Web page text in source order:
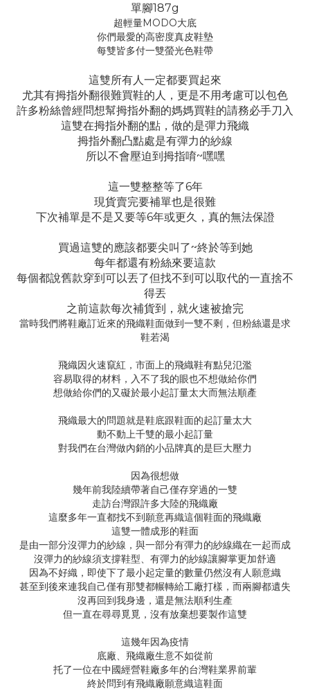
單腳187g
超輕量MODO大底
你們最愛的高密度真皮鞋墊
每雙皆多付一雙螢光色鞋帶
這雙所有人一定都要買起來
尤其有拇指外翻很難買鞋的人，更是不用考慮可以包色
許多粉絲曾經問想幫拇指外翻的媽媽買鞋的請務必手刀入
這雙在拇指外翻的點，做的是彈力飛織
拇指外翻凸點處是有彈力的紗線
所以不會壓迫到拇指唷~嘿嘿
這一雙整整等了6年
現貨賣完要補單也是很難
下次補單是不是又要等6年或更久，真的無法保證
買過這雙的應該都要尖叫了~終於等到她
每年都還有粉絲來要這款
每個都說舊款穿到可以丟了但找不到可以取代的一直捨不
得丟
之前這款每次補貨到，就火速被搶完
當時我們將鞋廠訂近來的飛織鞋面做到一雙不剩，但粉絲還是求
鞋若渴
飛織因火速竄紅，市面上的飛織鞋有點兒氾濫
容易取得的材料，入不了我的眼也不想做給你們
想做給你們的又礙於最小起訂量太大而無法順產
飛織最大的問題就是鞋底跟鞋面的起訂量太大
動不動上千雙的最小起訂量
對我們在台灣做內銷的小品牌真的是巨大壓力
因為很想做
幾年前我陸續帶著自己僅存穿過的一雙
走訪台灣跟許多大陸的飛織廠
這麼多年一直都找不到願意再織這個鞋面的飛織廠
這雙一體成形的鞋面
是由一部分沒彈力的紗線，與一部分有彈力的紗線織在一起而成
沒彈力的紗線須支撐鞋型、有彈力的紗線讓腳掌更加舒適
因為不好織，即使下了最小起定量的數量仍然沒有人願意織
甚至到後來連我自己僅有那雙都輾轉給工廠打樣，而兩腳都遺失
沒再回到我身邊，還是無法順利生產
但一直在尋尋覓覓，沒有放棄想要製作這雙
這幾年因為疫情
底廠、飛織廠生意不如從前
托了一位在中國經營鞋廠多年的台灣鞋業界前輩
終於問到有飛織廠願意織這鞋面